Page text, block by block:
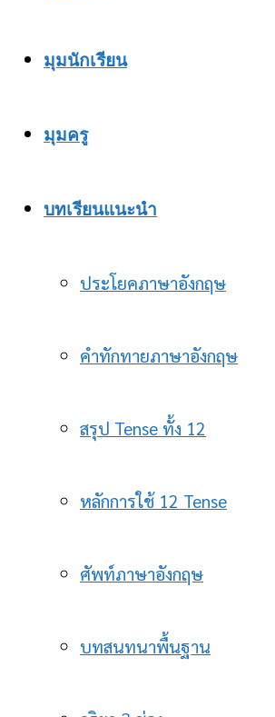
มุมนักเรียน
มุมครู
บทเรียนแนะนำ
ประโยคภาษาอังกฤษ
คำทักทายภาษาอังกฤษ
สรุป Tense ทั้ง 12
หลักการใช้ 12 Tense
ศัพท์ภาษาอังกฤษ
บทสนทนาพื้นฐาน